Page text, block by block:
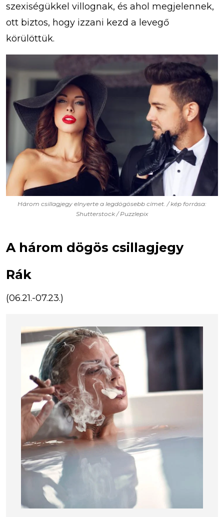
szexiségükkel villognak, és ahol megjelennek,
ott biztos, hogy izzani kezd a levegő
körülöttük.
Három csillagjegy elnyerte a legdögösebb címet. / kép forrása:
Shutterstock / Puzzlepix
A három dögös csillagjegy
Rák
(06.21.-07.23.)